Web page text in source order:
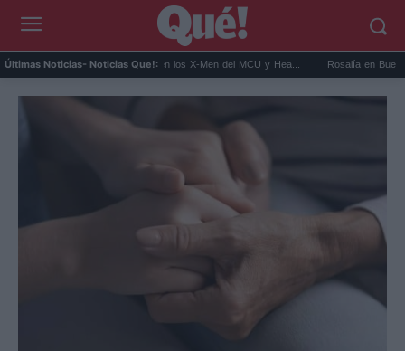
Últimas Noticias- Noticias Que!:
Kit Connor será Cíclope en los X-Men del MCU y Hea... Rosalía en Buenos